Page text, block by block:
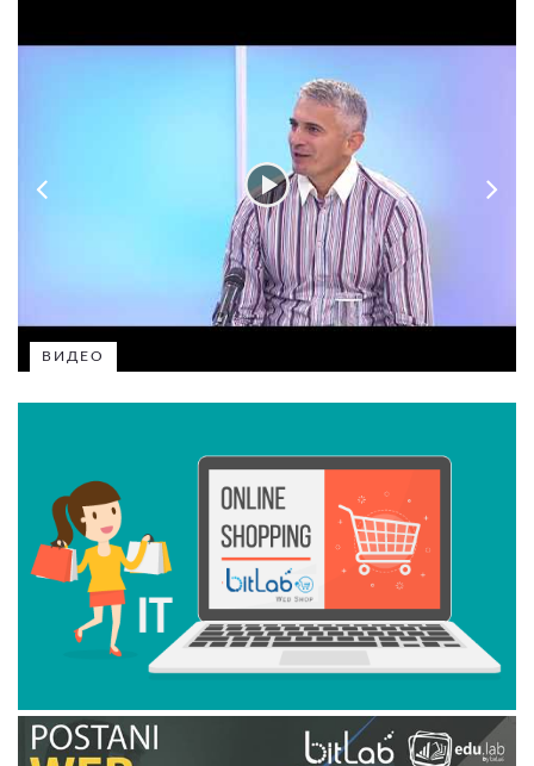
ВИДЕО